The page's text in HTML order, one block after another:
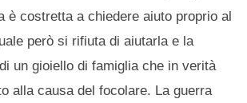
è costretta a chiedere aiuto proprio al
però si rifiuta di aiutarla e la
un gioiello di famiglia che in verità
alla causa del focolare. La guerra